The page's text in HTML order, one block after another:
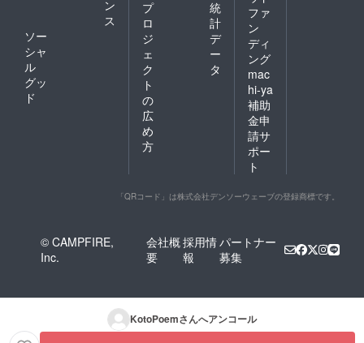
ン
ス
ソー
シャ
ル
グッ
ド
プ
ロ
ジ
ェ
ク
ト
の
広
め
方
統
計
デ
ー
タ
ファ
ン
ディ
ング
mac
hi-ya
補助
金申
請サ
ポー
ト
「QRコード」は株式会社デンソーウェーブの登録商標です。
© CAMPFIRE,
Inc.
会社概
要
採用情
報
パートナー
募集
KotoPoemさんへアンコール